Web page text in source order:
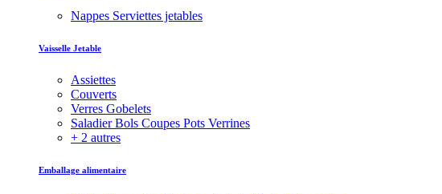
Nappes Serviettes jetables
Vaisselle Jetable
Assiettes
Couverts
Verres Gobelets
Saladier Bols Coupes Pots Verrines
+ 2 autres
Emballage alimentaire